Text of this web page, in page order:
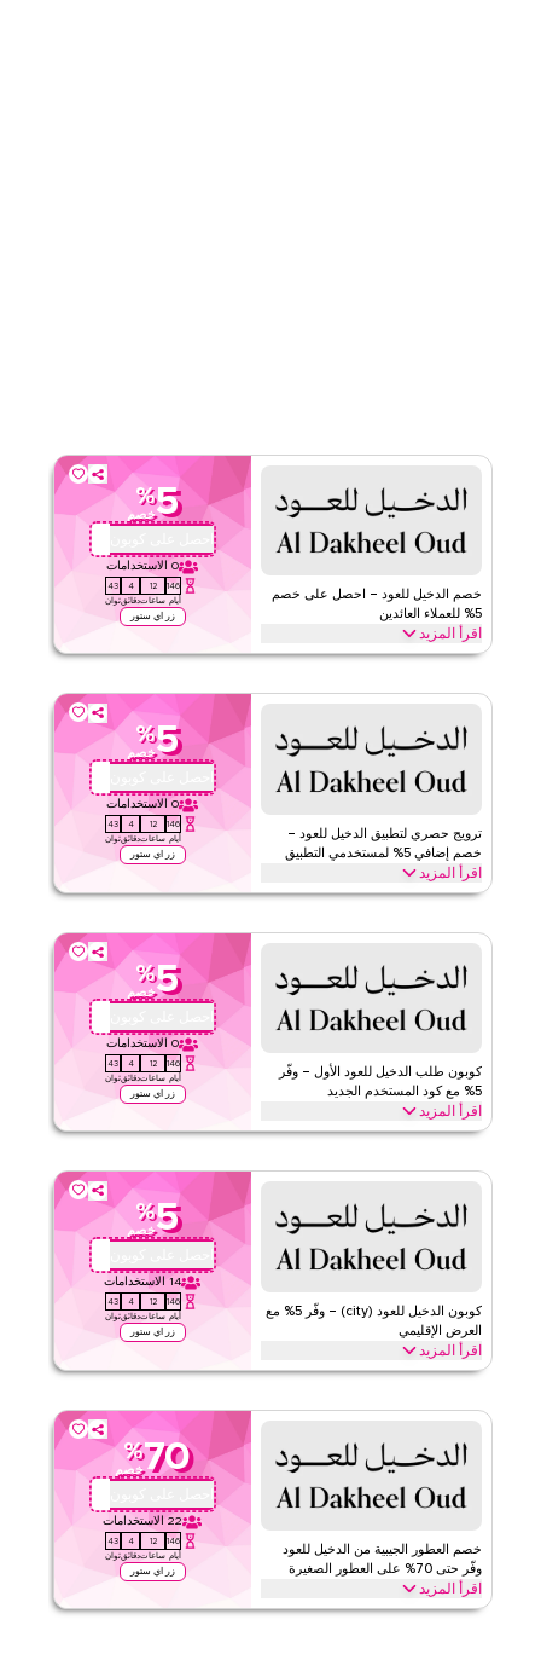
خصم الدخيل للعود – احصل على خصم
5% للعملاء العائدين
اقرأ المزيد
5
%
خصم
احصل على كوبون
0 الاستخدامات
146
أيام
12
ساعات
4
دقائق
42
ثوان
زر اي ستور
العودة إلى الدخيل للعود؟ استرد كود القسيمة هذا للولاء لتوفير 5% فوراً
اليوم.
الدخيل للعود الأحكام والشروط
الحد الأدنى للطلب
ويب/تطبيق
الفئات
على مستوى الموقع
ترويج حصري لتطبيق الدخيل للعود –
خصم إضافي 5% لمستخدمي التطبيق
اقرأ المزيد
5
%
خصم
احصل على كوبون
0 الاستخدامات
146
أيام
12
ساعات
4
دقائق
42
ثوان
زر اي ستور
احصل على خصم إضافي 5% عند التسوق عبر تطبيق الدخيل للعود. حمّل
على جميع مشترياتك.
الدخيل للعود الأحكام والشروط
الحد الأدنى للطلب
ويب/تطبيق
الفئات
على مستوى الموقع
كوبون طلب الدخيل للعود الأول – وفّر
5% مع كود المستخدم الجديد
اقرأ المزيد
5
%
خصم
احصل على كوبون
0 الاستخدامات
146
أيام
12
ساعات
4
دقائق
42
ثوان
زر اي ستور
احصل على خصم 5% على طلبك الأول مع كوبون الدخيل للعود الحصري هذا.
شيء اليوم.
الدخيل للعود الأحكام والشروط
الحد الأدنى للطلب
ويب/تطبيق
الفئات
على مستوى الموقعكوبون الدخيل للعود (city) – وفّر 5% مع
العرض الإقليمي
اقرأ المزيد
5
%
خصم
احصل على كوبون
14 الاستخدامات
146
أيام
12
ساعات
4
دقائق
42
ثوان
زر اي ستور
وفّر 5% على طلبك من الدخيل للعود مع كود الترويج الإقليمي هذا. طبق عند
اليوم قبل انتهاء العرض."
الدخيل للعود الأحكام والشروط
الحد الأدنى للطلب
ويب/تطبيق
الفئات
على مستوى الموقع
خصم العطور الجيبية من الدخيل للعود
وفّر حتى 70% على العطور الصغيرة
اقرأ المزيد
70
%
خصم
احصل على كوبون
22 الاستخدامات
146
أيام
12
ساعات
4
دقائق
42
ثوان
زر اي ستور
وفّر حتى 70% مع خصم الدخيل للعود الموثق على جميع العطور الجيبية من